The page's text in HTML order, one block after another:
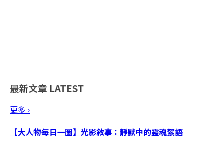
最新文章 LATEST
更多 ›
【大人物每日一圖】光影敘事：靜默中的靈魂絮語